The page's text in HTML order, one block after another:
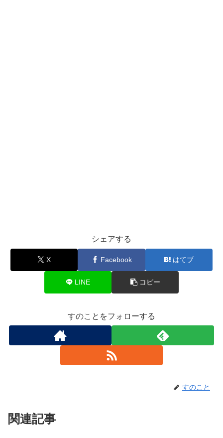
シェアする
X Facebook はてブ
LINE コピー
すのことをフォローする
すのこと
関連記事